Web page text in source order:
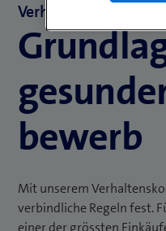
Verhaltenskodex
bewerb
Mit unserem
verbindliche Regeln fest.
einer der grössten